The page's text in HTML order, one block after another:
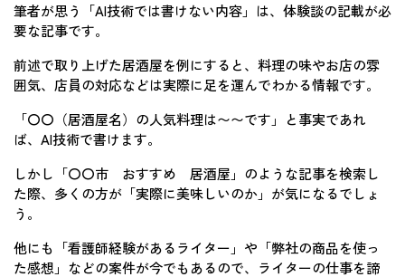
筆者が思う「AI技術では書けない内容」は、体験談の記載が必
要な記事です。
前述で取り上げた居酒屋を例にすると、料理の味やお店の雰
囲気、店員の対応などは実際に足を運んでわかる情報です。
「〇〇（居酒屋名）の人気料理は〜〜です」と事実であれ
ば、AI技術で書けます。
しかし「〇〇市 おすすめ 居酒屋」のような記事を検索し
た際、多くの方が「実際に美味しいのか」が気になるでしょ
う。
他にも「看護師経験があるライター」や「弊社の商品を使っ
た感想」などの案件が今でもあるので、ライターの仕事を諦